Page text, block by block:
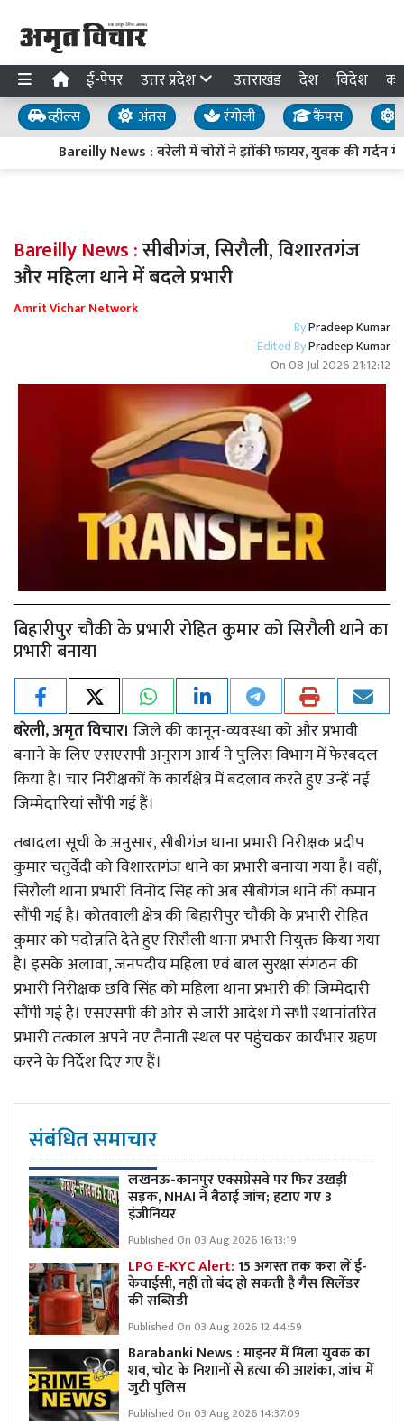
ई-पेपर उत्तर प्रदेश उत्तराखंड देश विदेश
व्हील्स अंतस रंगोली कैंपस
Bareilly News : बरेली में चोरों ने झोंकी फायर, युवक की गर्दन में
Bareilly News :सीबीगंज, सिरौली, विशारतगंज
और महिला थाने में बदले प्रभारी
Amrit Vichar Network
ByPradeep Kumar
Edited ByPradeep Kumar
On08 Jul 2026 21:12:12
बिहारीपुर चौकी के प्रभारी रोहित कुमार को सिरौली थाने का
प्रभारी बनाया
बरेली, अमृत विचार। जिले की कानून-व्यवस्था को और प्रभावी
बनाने के लिए एसएसपी अनुराग आर्य ने पुलिस विभाग में फेरबदल
किया है। चार निरीक्षकों के कार्यक्षेत्र में बदलाव करते हुए उन्हें नई
जिम्मेदारियां सौंपी गई हैं।
तबादला सूची के अनुसार, सीबीगंज थाना प्रभारी निरीक्षक प्रदीप
कुमार चतुर्वेदी को विशारतगंज थाने का प्रभारी बनाया गया है। वहीं,
सिरौली थाना प्रभारी विनोद सिंह को अब सीबीगंज थाने की कमान
सौंपी गई है। कोतवाली क्षेत्र की बिहारीपुर चौकी के प्रभारी रोहित
कुमार को पदोन्नति देते हुए सिरौली थाना प्रभारी नियुक्त किया गया
है। इसके अलावा, जनपदीय महिला एवं बाल सुरक्षा संगठन की
प्रभारी निरीक्षक छवि सिंह को महिला थाना प्रभारी की जिम्मेदारी
सौंपी गई है। एसएसपी की ओर से जारी आदेश में सभी स्थानांतरित
प्रभारी तत्काल अपने नए तैनाती स्थल पर पहुंचकर कार्यभार ग्रहण
करने के निर्देश दिए गए हैं।
संबंधित समाचार
लखनऊ-कानपुर एक्सप्रेसवे पर फिर उखड़ी
सड़क, NHAI ने बैठाई जांच; हटाए गए 3
इंजीनियर
Published On 03 Aug 2026 16:13:19
LPG E-KYC Alert:15 अगस्त तक करा लें ई-
केवाईसी, नहीं तो बंद हो सकती है गैस सिलेंडर
की सब्सिडी
Published On 03 Aug 2026 12:44:59
Barabanki News : माइनर में मिला युवक का
शव, चोट के निशानों से हत्या की आशंका, जांच में
जुटी पुलिस
Published On 03 Aug 2026 14:37:09